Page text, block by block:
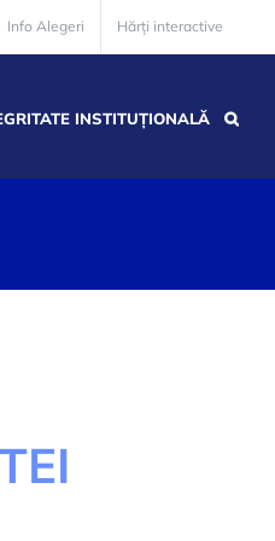
Info Alegeri Hărți interactive
INSTITUȚIONALĂ